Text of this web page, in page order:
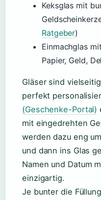
Keksglas mit
Ratgeber)
Einmachglas
Papier, Geld,
Gläser sind
perfekt
(Geschenke-Portal)
mit eingedrehten
werden dazu eng
und dann ins Glas
Namen und Datum
einzigartig.
Je bunter die